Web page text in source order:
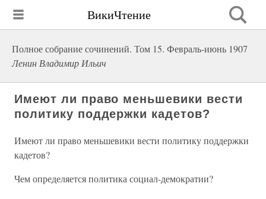
ВикиЧтение
Полное собрание сочинений. Том 15. Февраль-июнь 1907
Ленин Владимир Ильич
Имеют ли право меньшевики вести
политику поддержки кадетов?
Имеют ли право меньшевики вести политику поддержки
кадетов?
Чем определяется политика социал-демократии?